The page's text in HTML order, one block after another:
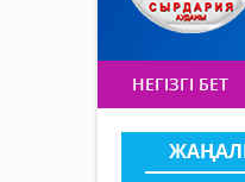
НЕГІЗГІ БЕТ